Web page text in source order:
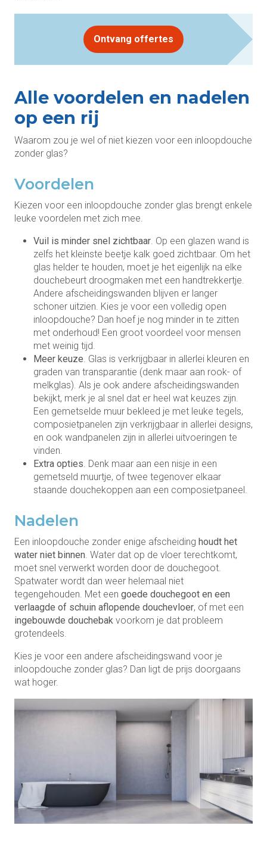
Ontvang offertes
Alle voordelen en nadelen
op een rij
Waarom zou je wel of niet kiezen voor een inloopdouche
zonder glas?
Voordelen
Kiezen voor een inloopdouche zonder glas brengt enkele
leuke voordelen met zich mee.
Vuil is minder snel zichtbaar. Op een glazen wand is
zelfs het kleinste beetje kalk goed zichtbaar. Om het
glas helder te houden, moet je het eigenlijk na elke
douchebeurt droogmaken met een handtrekkertje.
Andere afscheidingswanden blijven er langer
schoner uitzien. Kies je voor een volledig open
inloopdouche? Dan hoef je nog minder in te zitten
met onderhoud! Een groot voordeel voor mensen
met weinig tijd.
Meer keuze. Glas is verkrijgbaar in allerlei kleuren en
graden van transparantie (denk maar aan rook- of
melkglas). Als je ook andere afscheidingswanden
bekijkt, merk je al snel dat er heel wat keuzes zijn.
Een gemetselde muur bekleed je met leuke tegels,
composietpanelen zijn verkrijgbaar in allerlei designs,
en ook wandpanelen zijn in allerlei uitvoeringen te
vinden.
Extra opties. Denk maar aan een nisje in een
gemetseld muurtje, of twee tegenover elkaar
staande douchekoppen aan een composietpaneel.
Nadelen
Een inloopdouche zonder enige afscheiding houdt het
water niet binnen. Water dat op de vloer terechtkomt,
moet snel verwerkt worden door de douchegoot.
Spatwater wordt dan weer helemaal niet
tegengehouden. Met een goede douchegoot en een
verlaagde of schuin aflopende douchevloer, of met een
ingebouwde douchebak voorkom je dat probleem
grotendeels.
Kies je voor een andere afscheidingswand voor je
inloopdouche zonder glas? Dan ligt de prijs doorgaans
wat hoger.